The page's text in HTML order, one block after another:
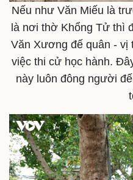
Văn hóa
Sân khấu - Điện ảnh
Văn học
Di sản
Nếu như Văn Miếu là
là nơi thờ Khổng Tử thì
Văn Xương đế quân - vị
việc thi cử học hành.
này luôn đông người